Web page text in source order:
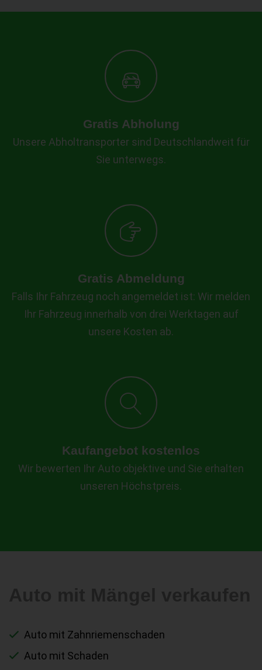
Gratis Abholung
Unsere Abholtransporter sind Deutschlandweit für
Sie unterwegs.
Gratis Abmeldung
Falls Ihr Fahrzeug noch angemeldet ist: Wir melden
Ihr Fahrzeug innerhalb von drei Werktagen auf
unsere Kosten ab.
Kaufangebot kostenlos
Wir bewerten Ihr Auto objektive und Sie erhalten
unseren Höchstpreis.
Auto mit Zahnriemenschaden
Auto mit Schaden